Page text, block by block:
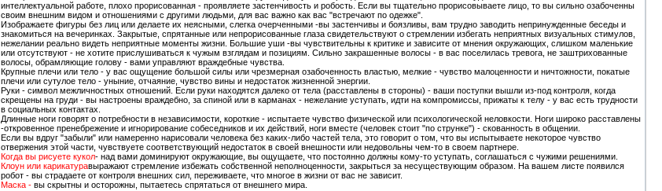
интеллектуальной работе, плохо прорисованная - проявляете застенчивость и робость. Если вы тщательно прорисовываете лицо, то вы сильно озабоченны
своим внешним видом и отношениями с другими людьми, для вас важно как вас "встречают по одежке".
Изображаете фигуры без лиц или делаете их неясными, слегка очерченными -вы застенчивы и боязливы, вам трудно заводить непринужденные беседы и
знакомиться на вечеринках. Закрытые, спрятанные или непрорисованные глаза свидетельствуют о стремлении избегать неприятных визуальных стимулов,
нежелании реально видеть неприятные моменты жизни. Большие уши -вы чувствительны к критике и зависите от мнения окружающих, слишком маленькие
или отсутствуют - не хотите прислушиваться к чужым взглядам и позициям. Сильно закрашенные волосы - в вас поселилась тревога, не заштрихованные
волосы, обрамляющие голову - вами управляют враждебные чувства.
Крупные плечи или тело - у вас ощущение большой силы или чрезмерная озабоченность властью, мелкие - чувство малоценности и ничтожности, покатые
плечи или сутулое тело - уныние, отчаяние, чувство вины и недостаток жизненной энергии.
Руки - символ межличностных отношений. Если руки находятся далеко от тела (расставлены в стороны) - ваши поступки вышли из-под контроля, когда
скрещены на груди - вы настроены враждебно, за спиной или в карманах - нежелание уступать, идти на компромиссы, прижаты к телу - у вас есть трудности
в социальных контактах.
Длинные ноги говорят о потребности в независимости, короткие - испытаете чувство физической или психологической неловкости. Ноги широко расставлены
-откровенное пренебрежение и игнорирование собеседников и их действий, ноги вместе (человек стоит "по струнке") - скованность в общении.
Если вы вдруг "забыли" или намеренно нарисовали человека без каких-либо частей тела, это говорит о том, что вы испытываете некоторое чувство
отвержения этой части, чувствуете соответствующий недостаток в своей внешности или недовольны чем-то в своем партнере.
Когда вы рисуете кукол- над вами доминируют окружающие, вы ощущаете, что постоянно должны кому-то уступать, соглашаться с чужими решениями.
Клоун или карикатуравыражают стремление избежать собственной неполноценности, закрыться за несуществующим образом. На вашем листе появился
робот - вы страдаете от контроля внешних сил, переживаете, что многое в жизни от вас не зависит.
Маска - вы скрытны и осторожны, пытаетесь спрятаться от внешнего мира.